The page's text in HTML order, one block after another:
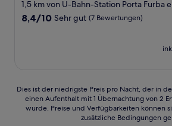
1,5 km von U-Bahn-Station Porta Furba
8.4
8,4/10 Sehr gut (7 Bewertungen)
Dies
der
Dies ist der niedrigste Preis pro Nacht, der in
einen Aufenthalt mit 1 Übernachtung von 2
wurde. Preise und Verfügbarkeiten können
zusätzliche Bedingungen